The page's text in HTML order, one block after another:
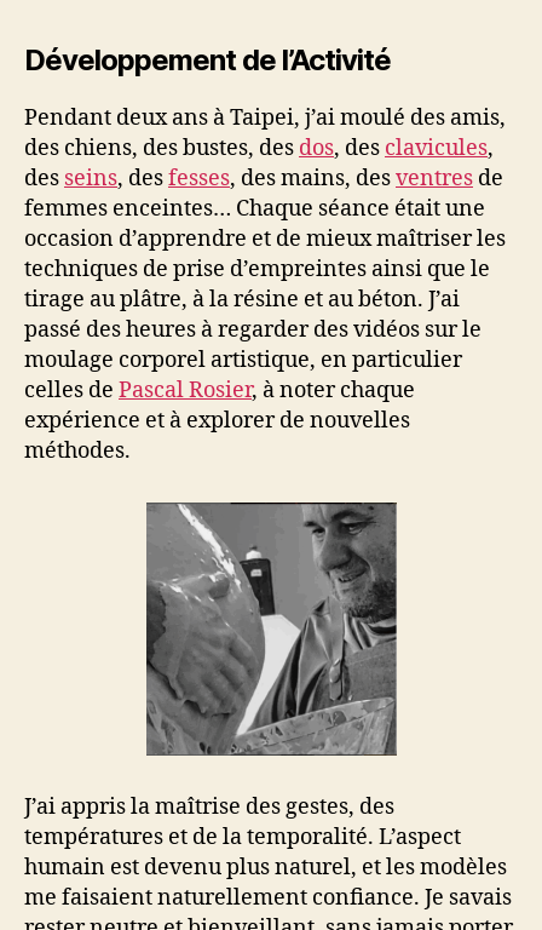
Développement de l’Activité
Pendant deux ans à Taipei, j’ai moulé des amis,
des chiens, des bustes, des dos, des clavicules,
des seins, desfesses, des mains, desventres de
femmes enceintes… Chaque séance était une
occasion d’apprendre et de mieux maîtriser les
techniques de prise d’empreintes ainsi que le
tirage au plâtre, à la résine et au béton. J’ai
passé des heures à regarder des vidéos sur le
moulage corporel artistique, en particulier
celles de Pascal Rosier, à noter chaque
expérience et à explorer de nouvelles
méthodes.
J’ai appris la maîtrise des gestes, des
températures et de la temporalité. L’aspect
humain est devenu plus naturel, et les modèles
me faisaient naturellement confiance. Je savais